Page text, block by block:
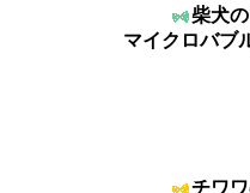
柴犬
マイクロバブ
チワ